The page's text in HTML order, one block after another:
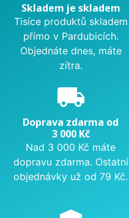
Skladem je skladem
Tisíce produktů skladem
přímo v Pardubicích.
Objednáte dnes, máte
zítra.
local_shipping
Doprava zdarma od
3 000 Kč
Nad 3 000 Kč máte
dopravu zdarma. Ostatní
objednávky už od 79 Kč.